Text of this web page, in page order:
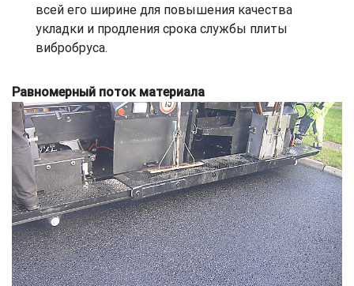
всей его ширине для повышения качества
укладки и продления срока службы плиты
вибробруса.
Равномерный поток материала